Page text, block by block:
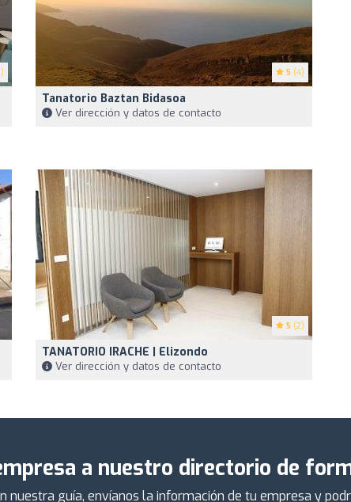
5 (4)
Tanatorio Baztan Bidasoa
Ver dirección y datos de contacto
5 (2)
TANATORIO IRACHE | Elizondo
Ver dirección y datos de contacto
a nuestro directorio de
nuestra guía, envíanos la información de tu empresa y